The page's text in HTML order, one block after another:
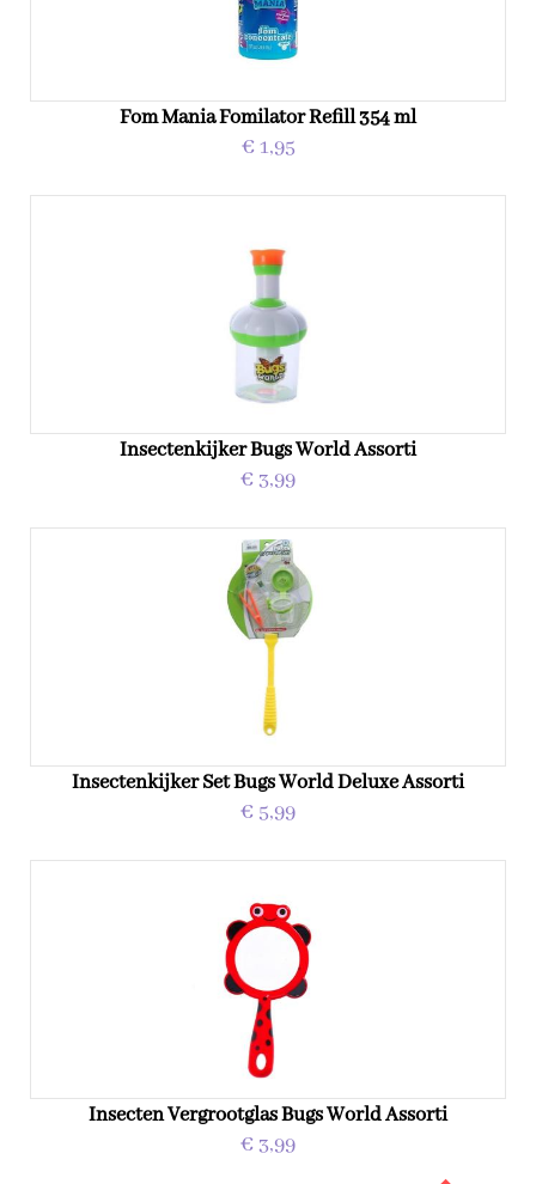
Fom Mania Fomilator Refill 354 ml
€ 1,95
Insectenkijker Bugs World Assorti
€ 3,99
Insectenkijker Set Bugs World Deluxe Assorti
€ 5,99
Insecten Vergrootglas Bugs World Assorti
€ 3,99